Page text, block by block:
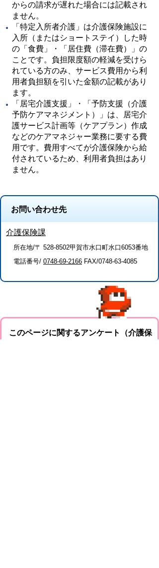
からの請求が遅れた場合には記載され
ません。
「特定入所者介護」は介護保険施設に
入所（またはショートステイ）した時
の「食費」・「居住費（滞在費）」の
ことです。負担限度額の軽減を受けら
れている方のみ、サービス費用から利
用者負担額を引いた金額の記載があり
ます。
「居宅介護支援」・「予防支援（介護
予防ケアマネジメント）」は、居宅介
護サービス計画等（ケアプラン）作成
などのケアマネジャー業務に要する費
用です。費用すべてが介護保険から給
付されているため、利用者負担はあり
ません。
お問い合わせ先
介護保険課
所在地/〒 528-8502甲賀市水口町水口6053番地
電話番号/ 0748-69-2166 FAX/0748-63-4085
このページに関するアンケート（介護保